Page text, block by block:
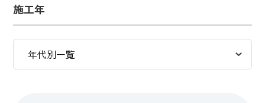
施工年